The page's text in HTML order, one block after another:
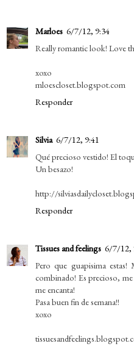
Marloes 6/7/12, 9:34
Really romantic look! Love
xoxo
mloescloset.blogspot.com
Responder
Silvia 6/7/12, 9:41
Qué precioso vestido! El
Un besazo!
http://
Responder
Tissues and feelings 6/7/12,
Pero que guapisima
combinado! Es precioso,
me encanta!
Pasa buen fin de semana!!
xoxo